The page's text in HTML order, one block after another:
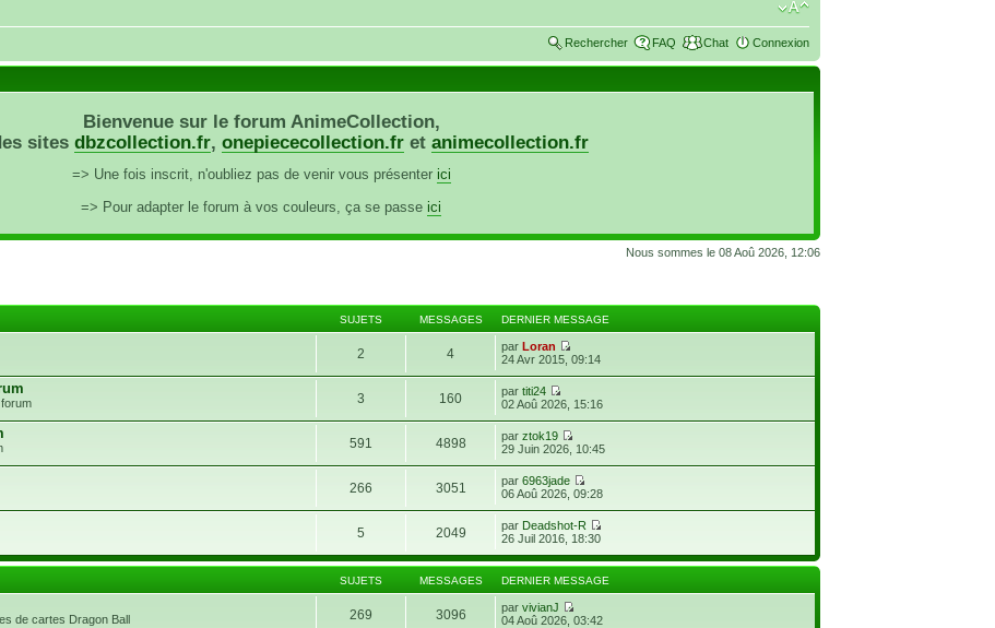
Rechercher FAQ Chat Connexion
Bienvenue sur le forum AnimeCollection,
sites dbzcollection.fr, onepiececollection.fr et animecollection.fr
=> Une fois inscrit, n'oubliez pas de venir vous présenter ici
=> Pour adapter le forum à vos couleurs, ça se passe ici
Nous sommes le 08 Aoû 2026, 12:06
SUJETS MESSAGES DERNIER MESSAGE
2 4 parLoran
24 Avr 2015, 09:14
3 160 partiti24
02 Aoû 2026, 15:16
591 4898 parztok19
29 Juin 2026, 10:45
266 3051 par6963jade
06 Aoû 2026, 09:28
5 2049 par Deadshot-R
26 Juil 2016, 18:30
SUJETS MESSAGES DERNIER MESSAGE
de cartes Dragon Ball 269 3096 parvivianJ
04 Aoû 2026, 03:42